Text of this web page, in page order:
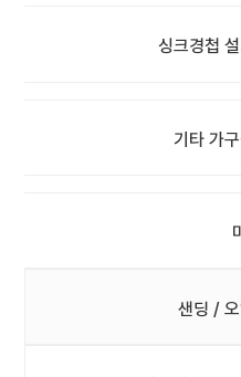
싱크경첩
기타 가
샌딩 /